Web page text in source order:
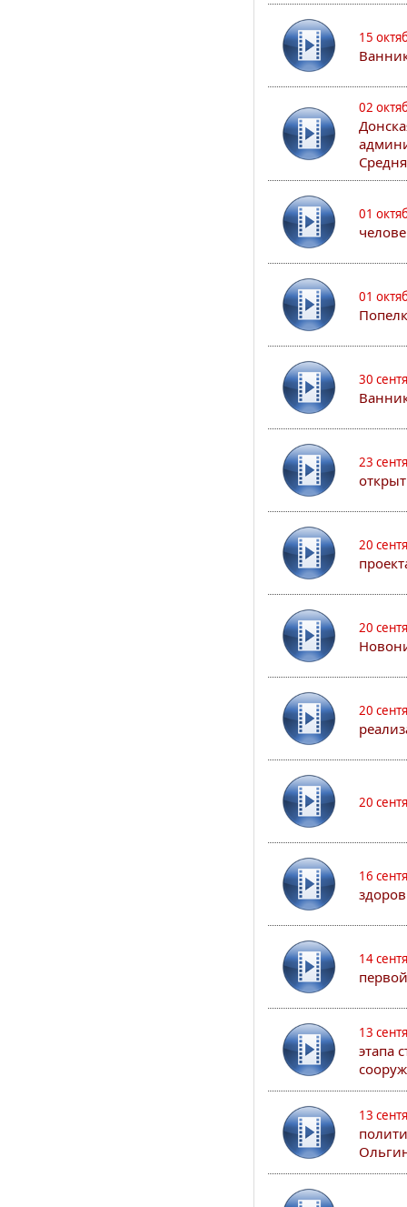
15
02
01
01
30
23
20
20
20
20
16
14
13
этапа
13